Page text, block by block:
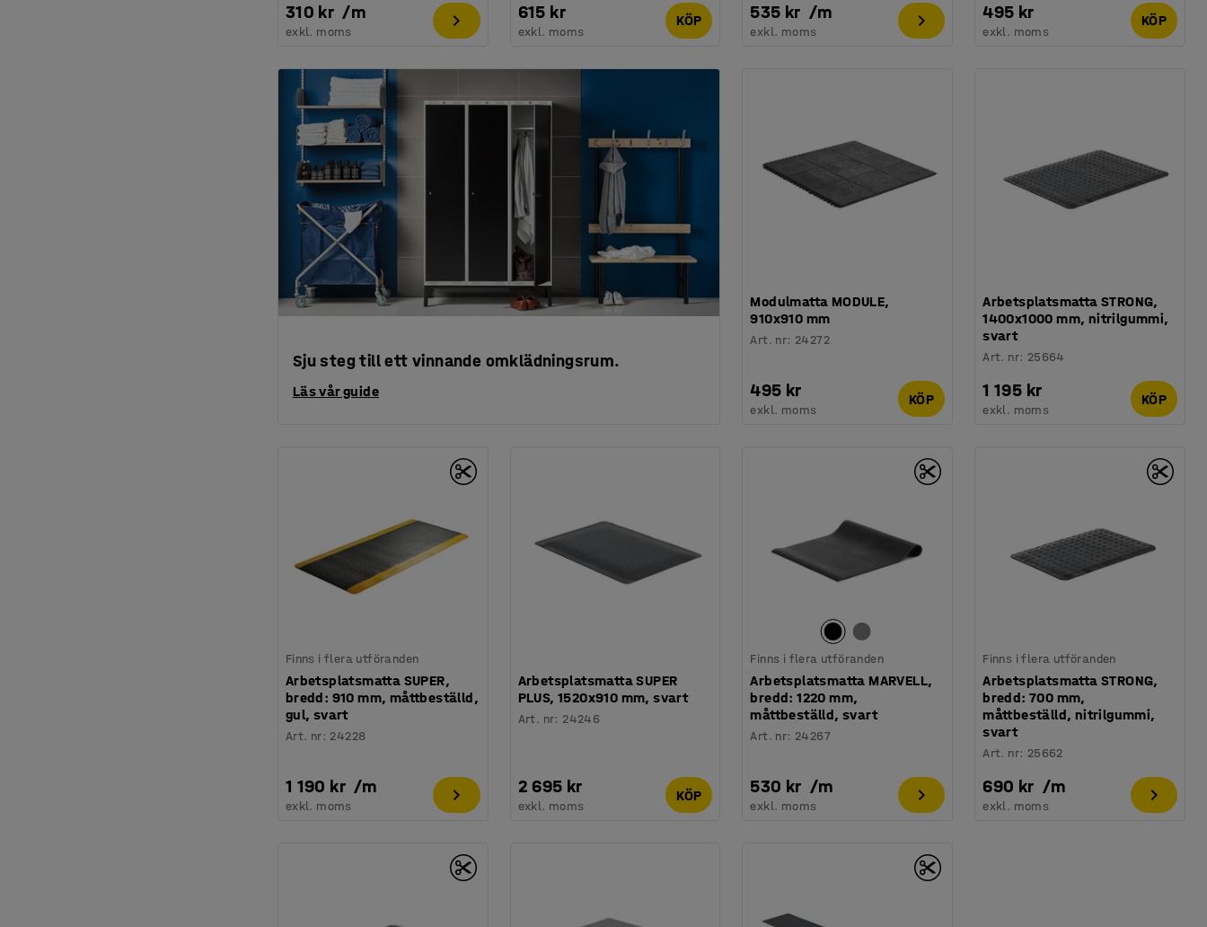
310 kr /m
exkl. moms
615 kr
exkl. moms
KÖP 535 kr /m
exkl. moms
495 kr
exkl. moms
KÖP
Sju steg till ett vinnande omklädningsrum.
Läs vår guide
Modulmatta MODULE,
910x910 mm
Art. nr: 24272
495 kr
exkl. moms
KÖP
Arbetsplatsmatta STRONG,
1400x1000 mm, nitrilgummi,
svart
Art. nr: 25664
1 195 kr
exkl. moms
KÖP
Finns i flera utföranden
Arbetsplatsmatta SUPER,
bredd: 910 mm, måttbeställd,
gul, svart
Art. nr: 24228
1 190 kr /m
exkl. moms
Arbetsplatsmatta SUPER
PLUS, 1520x910 mm, svart
Art. nr: 24246
2 695 kr
exkl. moms
KÖP
Finns i flera utföranden
Arbetsplatsmatta MARVELL,
bredd: 1220 mm,
måttbeställd, svart
Art. nr: 24267
530 kr /m
exkl. moms
Finns i flera utföranden
Arbetsplatsmatta STRONG,
bredd: 700 mm,
måttbeställd, nitrilgummi,
svart
Art. nr: 25662
690 kr /m
exkl. moms